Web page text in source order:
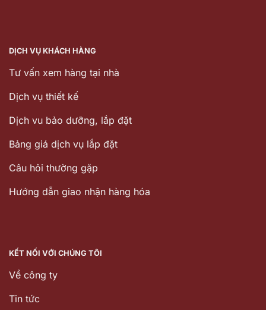
DỊCH VỤ KHÁCH HÀNG
Tư vấn xem hàng tại nhà
Dịch vụ thiết kế
Dịch vu bảo dưỡng, lắp đặt
Bảng giá dịch vụ lắp đặt
Câu hỏi thường gặp
Hướng dẫn giao nhận hàng hóa
KẾT NỐI VỚI CHÚNG TÔI
Về công ty
Tin tức